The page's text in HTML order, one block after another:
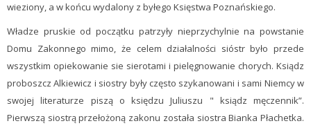
wieziony, a w końcu wydalony z byłego Księstwa Poznańskiego.
Władze pruskie od początku patrzyły nieprzychylnie na powstanie
Domu Zakonnego mimo, że celem działalności sióstr było przede
wszystkim opiekowanie sie sierotami i pielęgnowanie chorych. Ksiądz
proboszcz Alkiewicz i siostry były często szykanowani i sami Niemcy w
swojej literaturze piszą o księdzu Juliuszu " ksiądz męczennik”.
Pierwszą siostrą przełożoną zakonu została siostra Bianka Płachetka.